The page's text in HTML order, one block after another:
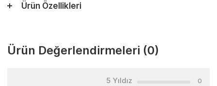
Ürün Özellikleri
Ürün Değerlendirmeleri (0)
5 Yıldız 0